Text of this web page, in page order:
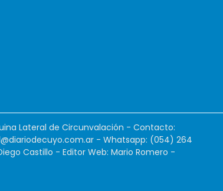
Lateral de Circunvalación - Contacto:
- Whatsapp: (054) 264
Castillo - Editor Web: Mario Romero -